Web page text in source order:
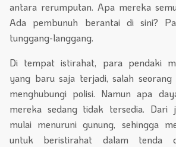
antara rerumputan. Apa mereka
Ada pembunuh berantai di sini?
tunggang-langgang.
Di tempat istirahat, para pendaki
yang baru saja terjadi, salah seorang
menghubungi polisi. Namun apa
mereka sedang tidak tersedia. Dari
mulai menuruni gunung, sehingga
untuk beristirahat dalam tenda